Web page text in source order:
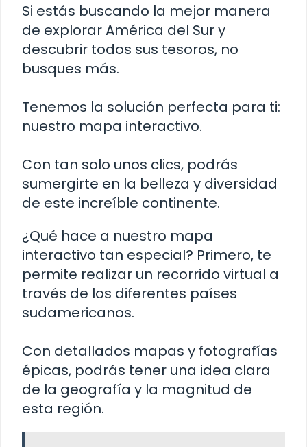
Si estás buscando la mejor manera
de explorar América del Sur y
descubrir todos sus tesoros, no
busques más.
Tenemos la solución perfecta para ti:
nuestro mapa interactivo.
Con tan solo unos clics, podrás
sumergirte en la belleza y diversidad
de este increíble continente.
¿Qué hace a nuestro mapa
interactivo tan especial? Primero, te
permite realizar un recorrido virtual a
través de los diferentes países
sudamericanos.
Con detallados mapas y fotografías
épicas, podrás tener una idea clara
de la geografía y la magnitud de
esta región.